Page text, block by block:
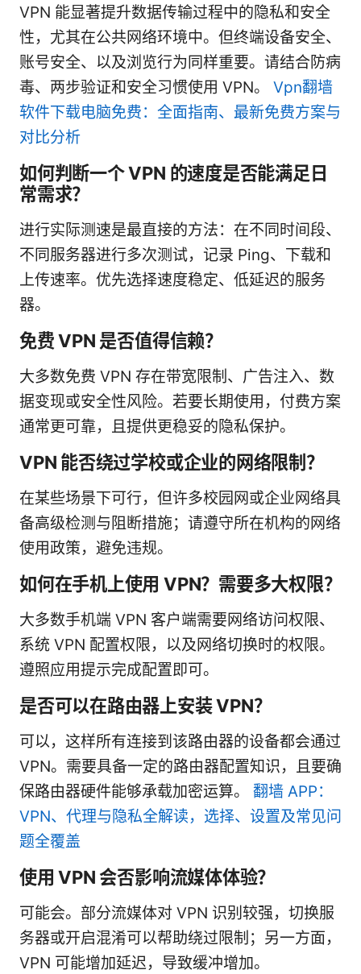
VPN 能显著提升数据传输过程中的隐私和安全
性，尤其在公共网络环境中。但终端设备安全、
账号安全、以及浏览行为同样重要。请结合防病
毒、两步验证和安全习惯使用 VPN。 Vpn翻墙
软件下载电脑免费：全面指南、最新免费方案与
对比分析
如何判断一个 VPN 的速度是否能满足日
常需求？
进行实际测速是最直接的方法：在不同时间段、
不同服务器进行多次测试，记录 Ping、下载和
上传速率。优先选择速度稳定、低延迟的服务
器。
免费 VPN 是否值得信赖？
大多数免费 VPN 存在带宽限制、广告注入、数
据变现或安全性风险。若要长期使用，付费方案
通常更可靠，且提供更稳妥的隐私保护。
VPN 能否绕过学校或企业的网络限制？
在某些场景下可行，但许多校园网或企业网络具
备高级检测与阻断措施；请遵守所在机构的网络
使用政策，避免违规。
如何在手机上使用 VPN？需要多大权限？
大多数手机端 VPN 客户端需要网络访问权限、
系统 VPN 配置权限，以及网络切换时的权限。
遵照应用提示完成配置即可。
是否可以在路由器上安装 VPN？
可以，这样所有连接到该路由器的设备都会通过
VPN。需要具备一定的路由器配置知识，且要确
保路由器硬件能够承载加密运算。 翻墙 APP：
VPN、代理与隐私全解读，选择、设置及常见问
题全覆盖
使用 VPN 会否影响流媒体体验？
可能会。部分流媒体对 VPN 识别较强，切换服
务器或开启混淆可以帮助绕过限制；另一方面，
VPN 可能增加延迟，导致缓冲增加。